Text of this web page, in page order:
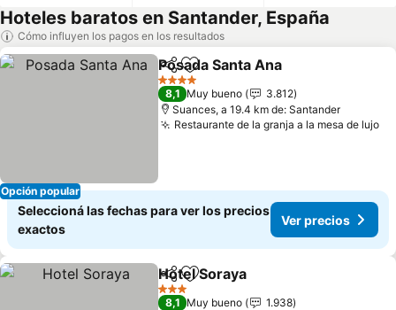
Hoteles baratos en Santander, España
Cómo influyen los pagos en los resultados
Opción popular
CompartirAñadir a favoritos
Posada Santa Ana
4 Estrellas
8,1 Muy bueno
3.812
Suances, a 19.4 km de: Santander
Restaurante de la granja a la mesa de lujo
Seleccioná las fechas para ver los precios
exactos
Ver precios
CompartirAñadir a favoritos
Hotel Soraya
3 Estrellas
8,1 Muy bueno
1.938